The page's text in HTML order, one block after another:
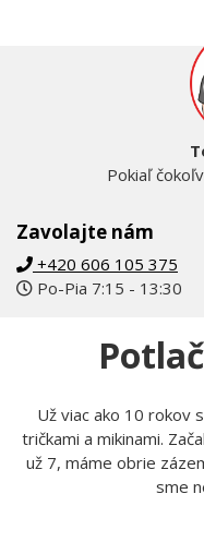
Zavolajte nám
+420 606 105 375
Po-Pia 7:15 - 13:30
Pokiaľ
Už viac ako 10 rokov
tričkami a mikinami.
už 7, máme obrie
sme